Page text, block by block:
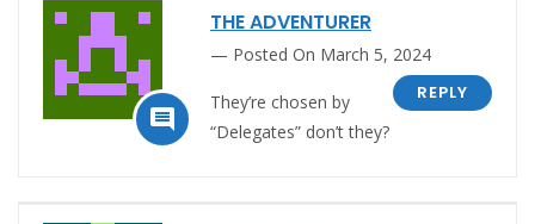

THE ADVENTURER
Posted On March 5, 2024
REPLY
They’re chosen by
“Delegates” don’t they?